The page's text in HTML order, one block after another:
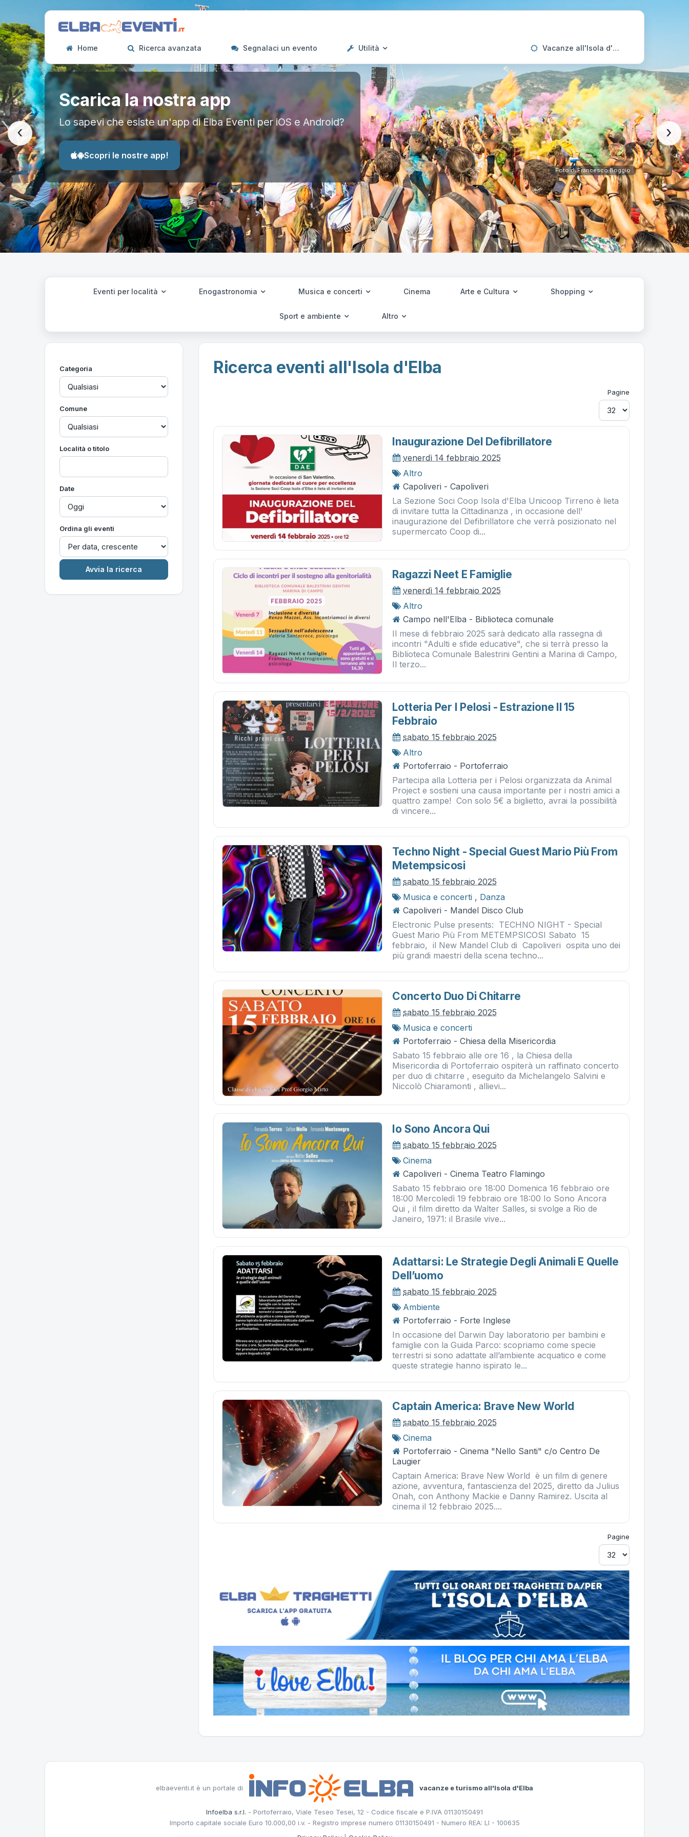
Home Ricerca avanzata Segnalaci un evento Utilità Vacanze all'Isola d'Elba
Scarica la nostra app
Lo sapevi che esiste un'app di Elba Eventi per iOS e Android?
Scopri le nostre app!
Foto di Francesco Boggio
‹ ›
Eventi per località Enogastronomia Musica e concerti Cinema Arte e Cultura Shopping
Sport e ambiente Altro
Categoria
Comune
Località o titolo
Date
Ordina gli eventi
Ricerca eventi all'Isola d'Elba
Pagine
Inaugurazione Del Defibrillatore
venerdì 14 febbraio 2025
Altro
Capoliveri - Capoliveri
La Sezione Soci Coop Isola d'Elba Unicoop Tirreno è lieta
di invitare tutta la Cittadinanza , in occasione dell'
inaugurazione del Defibrillatore che verrà posizionato nel
supermercato Coop di...
Ragazzi Neet E Famiglie
venerdì 14 febbraio 2025
Altro
Campo nell'Elba - Biblioteca comunale
Il mese di febbraio 2025 sarà dedicato alla rassegna di
incontri "Adulti e sfide educative", che si terrà presso la
Biblioteca Comunale Balestrini Gentini a Marina di Campo,
Il terzo...
Lotteria Per I Pelosi - Estrazione Il 15
Febbraio
sabato 15 febbraio 2025
Altro
Portoferraio - Portoferraio
Partecipa alla Lotteria per i Pelosi organizzata da Animal
Project e sostieni una causa importante per i nostri amici a
quattro zampe! Con solo 5€ a biglietto, avrai la possibilità
di vincere...
Techno Night - Special Guest Mario Più From
Metempsicosi
sabato 15 febbraio 2025
Musica e concerti , Danza
Capoliveri - Mandel Disco Club
Electronic Pulse presents: TECHNO NIGHT - Special
Guest Mario Più From METEMPSICOSI Sabato 15
febbraio, il New Mandel Club di Capoliveri ospita uno dei
più grandi maestri della scena techno...
Concerto Duo Di Chitarre
sabato 15 febbraio 2025
Musica e concerti
Portoferraio - Chiesa della Misericordia
Sabato 15 febbraio alle ore 16 , la Chiesa della
Misericordia di Portoferraio ospiterà un raffinato concerto
per duo di chitarre , eseguito da Michelangelo Salvini e
Niccolò Chiaramonti , allievi...
Io Sono Ancora Qui
sabato 15 febbraio 2025
Cinema
Capoliveri - Cinema Teatro Flamingo
Sabato 15 febbraio ore 18:00 Domenica 16 febbraio ore
18:00 Mercoledì 19 febbraio ore 18:00 Io Sono Ancora
Qui , il film diretto da Walter Salles, si svolge a Rio de
Janeiro, 1971: il Brasile vive...
Adattarsi: Le Strategie Degli Animali E Quelle
Dell’uomo
sabato 15 febbraio 2025
Ambiente
Portoferraio - Forte Inglese
In occasione del Darwin Day laboratorio per bambini e
famiglie con la Guida Parco: scopriamo come specie
terrestri si sono adattate all’ambiente acquatico e come
queste strategie hanno ispirato le...
Captain America: Brave New World
sabato 15 febbraio 2025
Cinema
Portoferraio - Cinema "Nello Santi" c/o Centro De
Laugier
Captain America: Brave New World è un film di genere
azione, avventura, fantascienza del 2025, diretto da Julius
Onah, con Anthony Mackie e Danny Ramirez. Uscita al
cinema il 12 febbraio 2025....
Pagine
elbaeventi.it è un portale di vacanze e turismo all'Isola d'Elba
Infoelba s.r.l. - Portoferraio, Viale Teseo Tesei, 12 - Codice fiscale e P.IVA 01130150491
Importo capitale sociale Euro 10.000,00 i.v. - Registro imprese numero 01130150491 - Numero REA: LI - 100635